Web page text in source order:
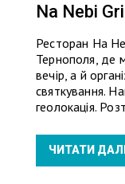
Na Nebi
Ресторан На
Тернополя, де
вечір, а й
святкування.
геолокація.
ЧИТАТИ ДАЛІ